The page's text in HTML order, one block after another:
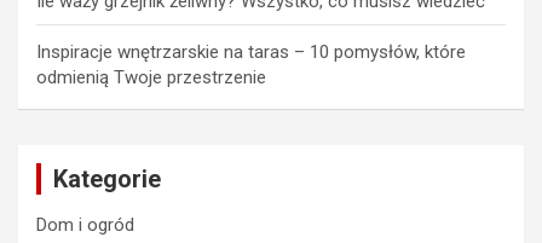
Inspiracje wnętrzarskie na taras – 10 pomysłów, które
odmienią Twoje przestrzenie
Kategorie
Dom i ogród